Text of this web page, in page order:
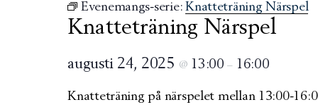
Evenemangs-serie:Knatteträning Närspel
Knatteträning Närspel
augusti 24, 2025 @ 13:00– 16:00
Knatteträning på närspelet mellan 13:00-